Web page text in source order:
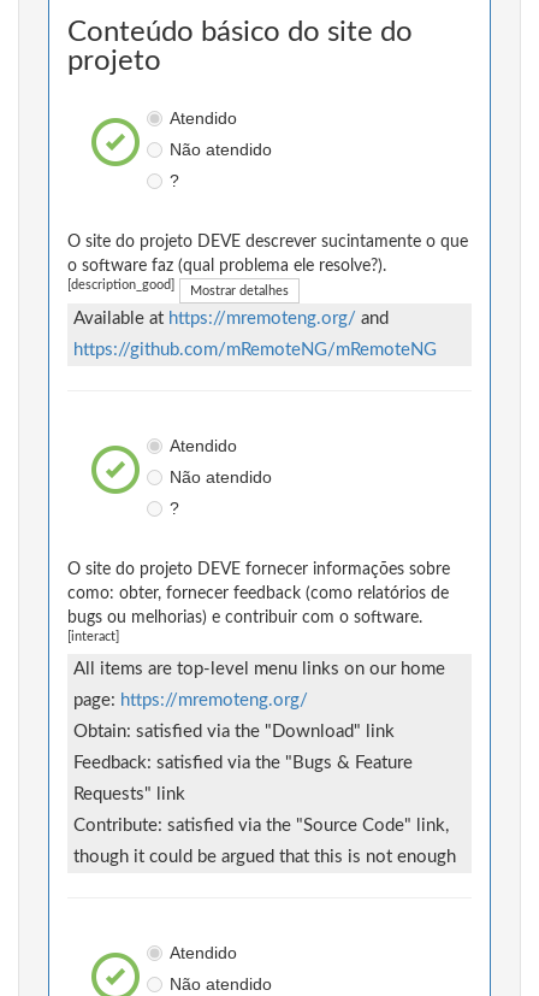
Conteúdo básico do site do
projeto
Atendido
Não atendido
?
O site do projeto DEVE descrever sucintamente o que
o software faz (qual problema ele resolve?).
[description_good] Mostrar detalhes
Available at https://mremoteng.org/ and
https://github.com/mRemoteNG/mRemoteNG
Atendido
Não atendido
?
O site do projeto DEVE fornecer informações sobre
como: obter, fornecer feedback (como relatórios de
bugs ou melhorias) e contribuir com o software.
[interact]
All items are top-level menu links on our home
page: https://mremoteng.org/
Obtain: satisfied via the "Download" link
Feedback: satisfied via the "Bugs & Feature
Requests" link
Contribute: satisfied via the "Source Code" link,
though it could be argued that this is not enough
Atendido
Não atendido